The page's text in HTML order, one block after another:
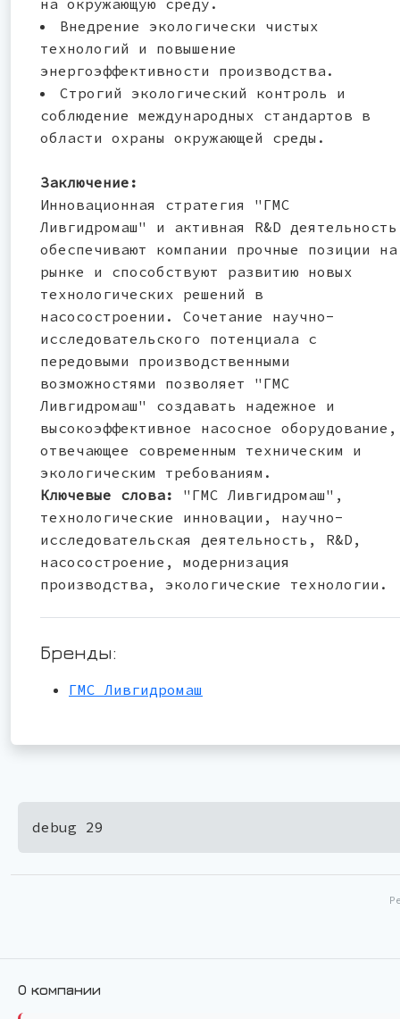
Внедрение экологически чистых
технологий и повышение
энергоэффективности производства.
Строгий экологический контроль и
соблюдение международных стандартов в
области охраны окружающей среды.
Заключение:
Инновационная стратегия "ГМС
Ливгидромаш" и активная R&D деятельность
обеспечивают компании прочные позиции на
рынке и способствуют развитию новых
технологических решений в
насосостроении. Сочетание научно-
исследовательского потенциала с
передовыми производственными
возможностями позволяет "ГМС
Ливгидромаш" создавать надежное и
высокоэффективное насосное оборудование,
отвечающее современным техническим и
экологическим требованиям.
Ключевые слова:
"ГМС Ливгидромаш",
технологические инновации, научно-
исследовательская деятельность, R&D,
насосостроение, модернизация
производства, экологические технологии.
Бренды:
ГМС Ливгидромаш
debug 29
О компании